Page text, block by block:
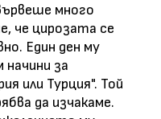
много
че цирозата се
Един ден му
начини за
или Турция". Той
да изчакаме.